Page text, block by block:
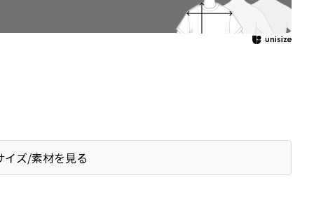
イズ/素材を見る